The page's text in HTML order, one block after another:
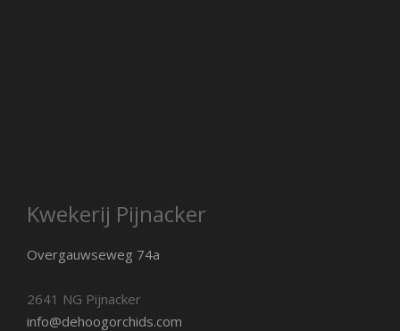
Kwekerij Pijnacker
Overgauwseweg 74a
2641 NG Pijnacker
info@dehoogorchids.com